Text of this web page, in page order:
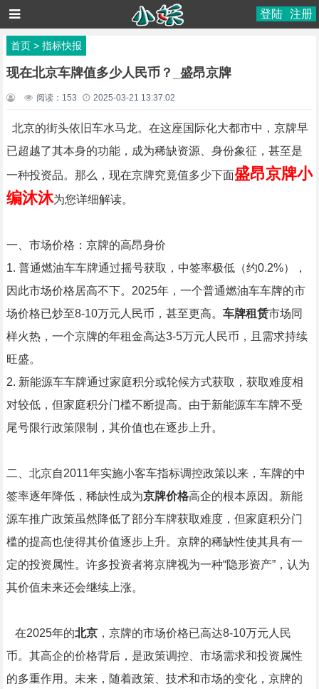
登陆 注册
首页> 指标快报
现在北京车牌值多少人民币？_盛昂京牌
阅读： 153 2025-03-21 13:37:02
北京的街头依旧车水马龙。在这座国际化大都市中，京牌早
已超越了其本身的功能，成为稀缺资源、身份象征，甚至是
一种投资品。那么，现在京牌究竟值多少下面盛昂京牌小
编沐沐为您详细解读。
一、市场价格：京牌的高昂身价
1. 普通燃油车车牌通过摇号获取，中签率极低（约0.2%），
因此市场价格居高不下。2025年，一个普通燃油车车牌的市
场价格已炒至8-10万元人民币，甚至更高。 车牌租赁市场同
样火热，一个京牌的年租金高达3-5万元人民币，且需求持续
旺盛。
2. 新能源车车牌通过家庭积分或轮候方式获取，获取难度相
对较低，但家庭积分门槛不断提高。由于新能源车车牌不受
尾号限行政策限制，其价值也在逐步上升。
二、北京自2011年实施小客车指标调控政策以来，车牌的中
签率逐年降低，稀缺性成为京牌价格高企的根本原因。新能
源车推广政策虽然降低了部分车牌获取难度，但家庭积分门
槛的提高也使得其价值逐步上升。京牌的稀缺性使其具有一
定的投资属性。许多投资者将京牌视为一种“隐形资产”，认为
其价值未来还会继续上涨。
在2025年的北京，京牌的市场价格已高达8-10万元人民
币。其高企的价格背后，是政策调控、市场需求和投资属性
的多重作用。未来，随着政策、技术和市场的变化，京牌的